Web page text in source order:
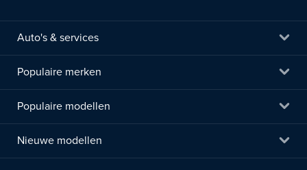
Auto's & services
Populaire merken
Populaire modellen
Nieuwe modellen